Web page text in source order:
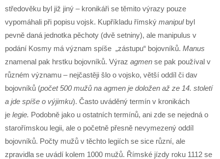
středověku byl již jiný – kronikáři se těmito výrazy pouze
vypomáhali při popisu vojsk. Kupříkladu římský manipulbyl
pevně daná jednotka pěchoty (dvě setniny), ale manipulus v
podání Kosmy má význam spíše „zástupu“ bojovníků. Manus
znamenal pak hrstku bojovníků. Výraz agmen se pak používal v
různém významu – nejčastěji šlo o vojsko, větší oddíl či dav
bojovníků (počet 500 mužů na agmen je doložen až ze 14. století
a jde spíše o výjimku). Často uváděný termín v kronikách
je legie. Podobně jako u ostatních termínů, ani zde se nejedná o
starořímskou legii, ale o početně přesně nevymezený oddíl
bojovníků. Počty mužů v těchto legiích se sice různí, ale
zpravidla se uvádí kolem 1000 mužů. Římské jízdy roku 1112 se